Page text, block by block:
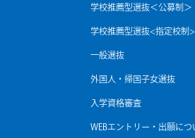
学校推薦型選抜＜公募制＞
学校推薦型選抜<指定校制>
一般選抜
外国人・帰国子女選抜
入学資格審査
WEBエントリー・出願につ